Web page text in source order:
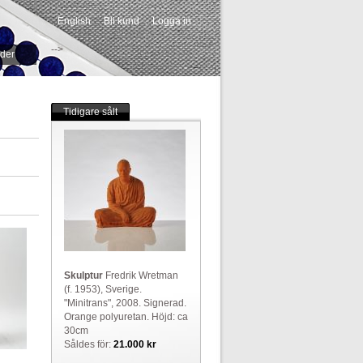
English Bli kund Logga in
-->
Tidigare sålt
SkulpturFredrik Wretman
(f. 1953), Sverige.
"Minitrans", 2008. Signerad.
Orange polyuretan. Höjd: ca
30cm
Såldes för: 21.000 kr